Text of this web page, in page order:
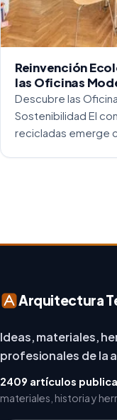
Reinvención
las Oficinas
Descubre las
Sostenibilidad El
recicladas emerge
Arquitectura
Ideas, materiales,
profesionales de la
2409 artículos
materiales, historia y